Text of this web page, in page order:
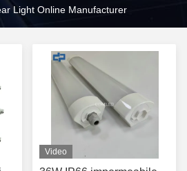
Light Online Manufacturer
Video